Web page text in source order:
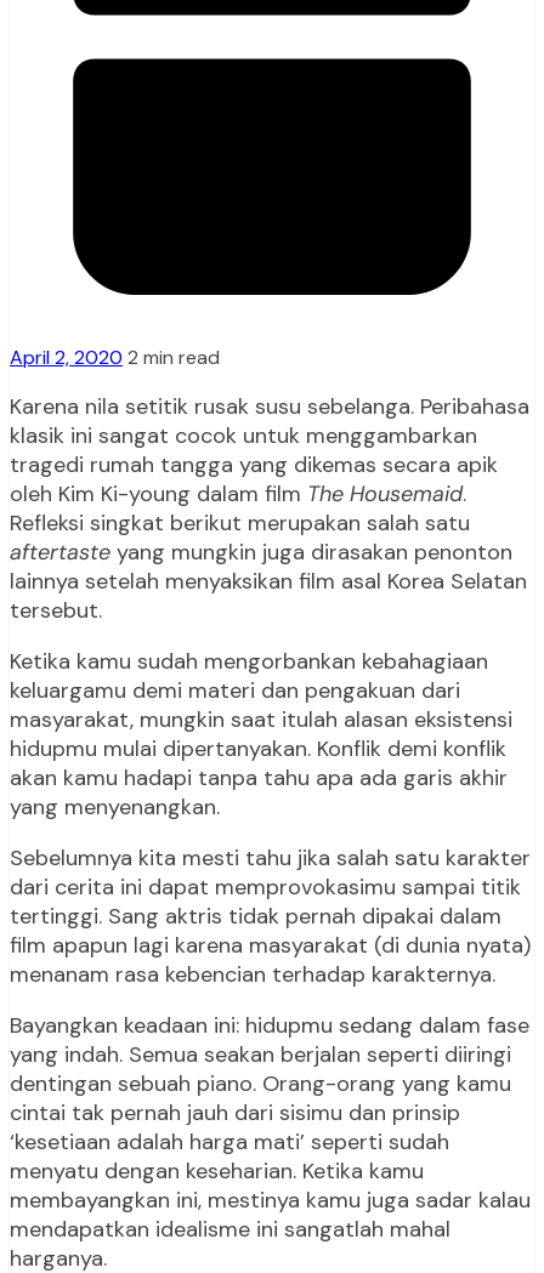
April 2, 2020 2 min read
Karena nila setitik rusak susu sebelanga. Peribahasa
klasik ini sangat cocok untuk menggambarkan
tragedi rumah tangga yang dikemas secara apik
oleh Kim Ki-young dalam film The Housemaid.
Refleksi singkat berikut merupakan salah satu
aftertaste yang mungkin juga dirasakan penonton
lainnya setelah menyaksikan film asal Korea Selatan
tersebut.
Ketika kamu sudah mengorbankan kebahagiaan
keluargamu demi materi dan pengakuan dari
masyarakat, mungkin saat itulah alasan eksistensi
hidupmu mulai dipertanyakan. Konflik demi konflik
akan kamu hadapi tanpa tahu apa ada garis akhir
yang menyenangkan.
Sebelumnya kita mesti tahu jika salah satu karakter
dari cerita ini dapat memprovokasimu sampai titik
tertinggi. Sang aktris tidak pernah dipakai dalam
film apapun lagi karena masyarakat (di dunia nyata)
menanam rasa kebencian terhadap karakternya.
Bayangkan keadaan ini: hidupmu sedang dalam fase
yang indah. Semua seakan berjalan seperti diiringi
dentingan sebuah piano. Orang-orang yang kamu
cintai tak pernah jauh dari sisimu dan prinsip
‘kesetiaan adalah harga mati’ seperti sudah
menyatu dengan keseharian. Ketika kamu
membayangkan ini, mestinya kamu juga sadar kalau
mendapatkan idealisme ini sangatlah mahal
harganya.